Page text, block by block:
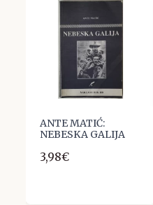
ANTE MATIĆ:
NEBESKA GALIJA
3,98€